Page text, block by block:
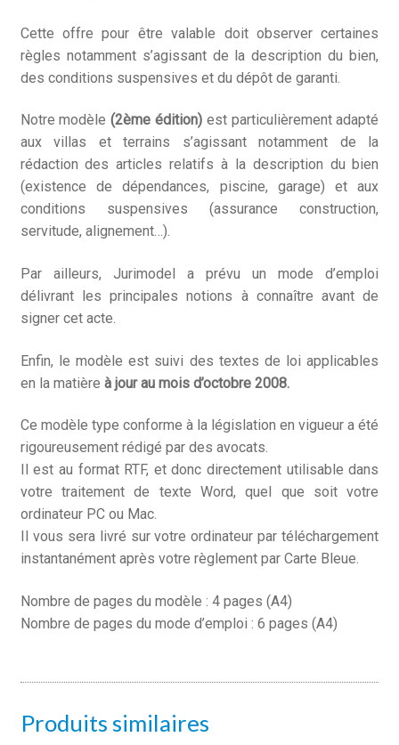
Cette offre pour être valable doit observer certaines
règles notamment s’agissant de la description du bien,
des conditions suspensives et du dépôt de garanti.
Notre modèle(2ème édition) est particulièrement adapté
aux villas et terrains s’agissant notamment de la
rédaction des articles relatifs à la description du bien
(existence de dépendances, piscine, garage) et aux
conditions suspensives (assurance construction,
servitude, alignement…).
Par ailleurs, Jurimodel a prévu un mode d’emploi
délivrant les principales notions à connaître avant de
signer cet acte.
Enfin, le modèle est suivi des textes de loi applicables
en la matière à jour au mois d’octobre 2008.
Ce modèle type conforme à la législation en vigueur a été
rigoureusement rédigé par des avocats.
Il est au format RTF, et donc directement utilisable dans
votre traitement de texte Word, quel que soit votre
ordinateur PC ou Mac.
Il vous sera livré sur votre ordinateur par téléchargement
instantanément après votre règlement par Carte Bleue.
Nombre de pages du modèle : 4 pages (A4)
Nombre de pages du mode d’emploi : 6 pages (A4)
Produits similaires